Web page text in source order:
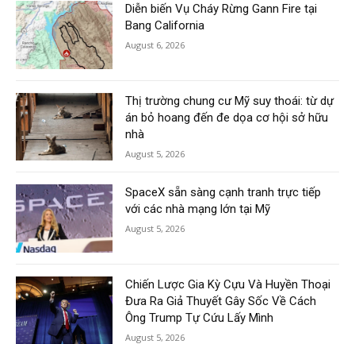
Diễn biến Vụ Cháy Rừng Gann Fire tại
Bang California
August 6, 2026
Thị trường chung cư Mỹ suy thoái: từ dự
án bỏ hoang đến đe dọa cơ hội sở hữu
nhà
August 5, 2026
SpaceX sẵn sàng cạnh tranh trực tiếp
với các nhà mạng lớn tại Mỹ
August 5, 2026
Chiến Lược Gia Kỳ Cựu Và Huyền Thoại
Đưa Ra Giả Thuyết Gây Sốc Về Cách
Ông Trump Tự Cứu Lấy Mình
August 5, 2026